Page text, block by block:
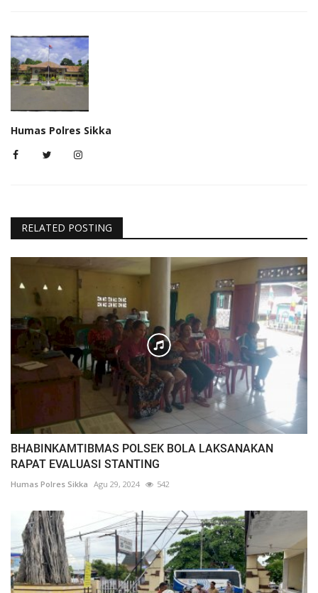
Humas Polres Sikka
RELATED POSTING
BHABINKAMTIBMAS POLSEK BOLA LAKSANAKAN
RAPAT EVALUASI STANTING
Humas Polres Sikka Agu 29, 2024 542